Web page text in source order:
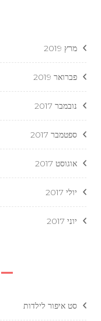
מרץ 2019
פברואר 2019
נובמבר 2017
ספטמבר 2017
אוגוסט 2017
יולי 2017
יוני 2017
סט איפור לילדות